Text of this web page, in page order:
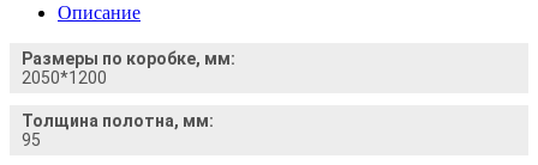
Описание
Размеры по коробке, мм:
2050*1200
Толщина полотна, мм:
95